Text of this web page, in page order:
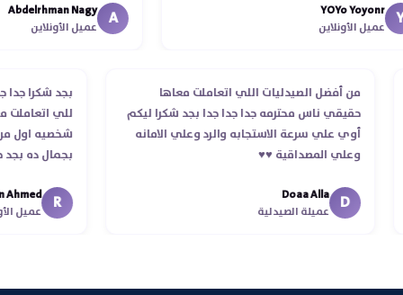
YOYo Yoyonr
عميل الأونلاين
انتهاء موعد عمله ..فضل
استلمت ..شكرا جزيلا ليكم
A
Abdelrhman Nagy
عميل الأونلاين
من أفضل الصيدليات اللي اتعاملت معاها
حقيقي ناس محترمه جدا جدا جدا بجد شكرا ليكم
أوي علي سرعة الاستجابه والرد وعلي الامانه
وعلي المصداقية ♥️♥️‏
D
Doaa Alla
عميلة الصيدلية
بجد شكرا
للي
شخصيه
بجمال
اسكندرية
R
عميل